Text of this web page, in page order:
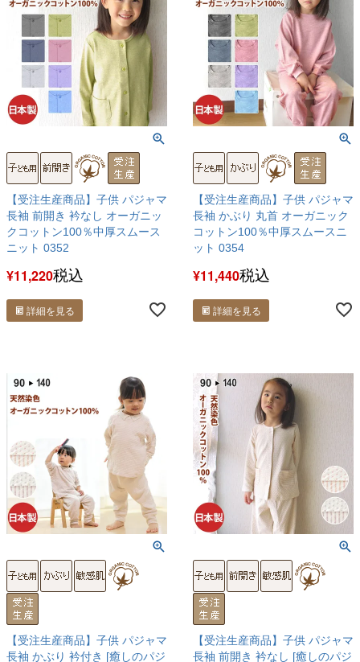
【受注生産商品】子供 パジャマ
長袖 前開き 衿なし オーガニッ
クコットン100％中厚スムース
ニット 0352
¥11,220税込
詳細を見る
【受注生産商品】子供 パジャマ
長袖 かぶり 丸首 オーガニック
コットン100％中厚スムースニ
ット 0354
¥11,440税込
詳細を見る
【受注生産商品】子供 パジャマ
長袖 かぶり 衿付き [癒しのパジ
【受注生産商品】子供 パジャマ
長袖 前開き 衿なし [癒しのパジ